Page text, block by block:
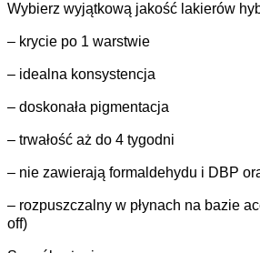
Wybierz wyjątkową jakość lakierów
– krycie po 1 warstwie
– idealna konsystencja
– doskonała pigmentacja
– trwałość aż do 4 tygodni
– nie zawierają formaldehydu i DBP
– rozpuszczalny w płynach na bazie
off)